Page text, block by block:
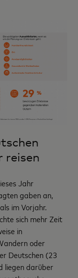
reisen
Jahr
gaben an,
im Vorjahr.
sich mehr Zeit
in
oder
Deutschen (23
liegen darüber